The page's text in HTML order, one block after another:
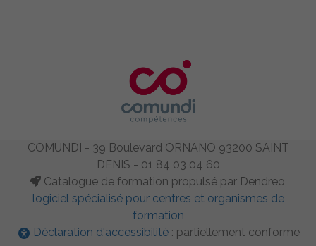
COMUNDI - 39 Boulevard ORNANO 93200 SAINT
DENIS - 01 84 03 04 60
Catalogue de formation propulsé par Dendreo,
logiciel spécialisé pour centres et organismes de
formation
Déclaration d'accessibilité : partiellement conforme